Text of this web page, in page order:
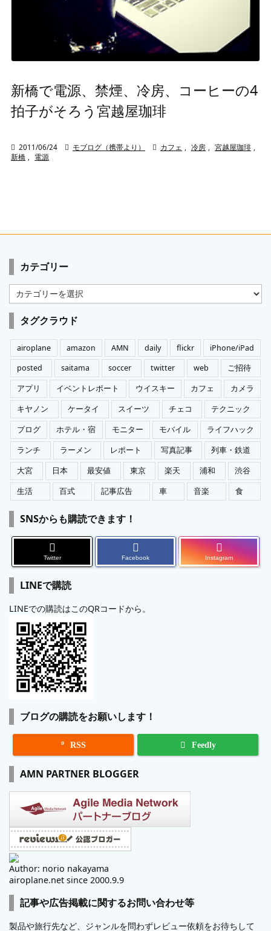
新橋で電源、禁煙、冷房、コーヒーの4
拍子がそろう宮越屋珈琲
 2011/06/24  モブログ（携帯より）  カフェ 冷房 宮越屋珈琲
新橋
電源
カテゴリー
テ
ゴ
ー
タグクラウド
airoplane amazon AMN daily flickr
iPhone/iPad
posted
saitama soccer twitter web
ご招待
アプリ
イベントレポート ウイスキー カフェ
カメラ
キヤノン
ケータイ スイーツ チェコ
テクニック
ブログ
ホテル・宿 モニター モバイル
ライフハック
ランチ
ラーメン レポート 写真記事
列車・鉄道
大宮
日本 最安値 東京 楽天 浦和
渋谷
生活
百式 記事広告 車 音楽 食
SNSからも購読できます！
Twitter Facebook Instagram
LINEで購読
LINEでの購読はこのQRコードから。
ブログの購読をお願いします！
 RSS Feedly
AMN PARTNER BLOGGER
Author: norio nakayama
airoplane.net since 2000.9.9
記事や広告掲載に関するお問い合わせ等
製品や旅行先など、ジャンルを問わずレビュー依頼をお待ちして